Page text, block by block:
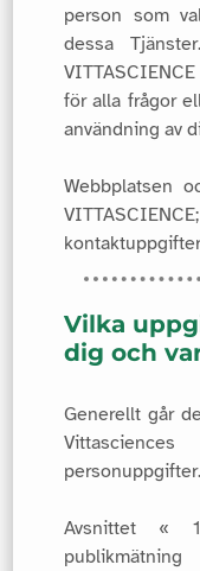
person som
dessa
för alla frågor
användning av
Webbplatsen
Vilka
dig och
Generellt går
personuppgifter.
Avsnittet «